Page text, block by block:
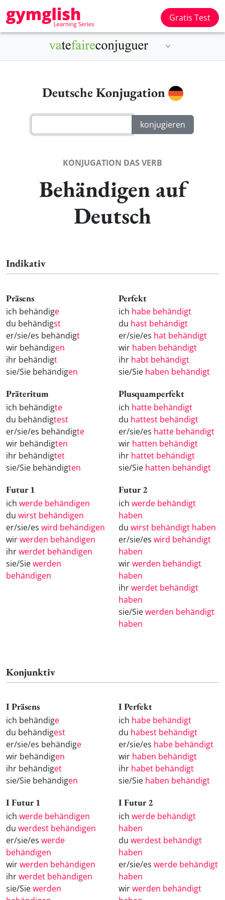
Gratis Test
Deutsche Konjugation
KONJUGATION DAS VERB
Behändigen auf
Deutsch
Indikativ
Präsens
ich behändige
du behändigst
er/sie/es behändigt
wir behändigen
ihr behändigt
sie/Sie behändigen
Perfekt
ich habe behändigt
du hast behändigt
er/sie/es hat behändigt
wir haben behändigt
ihr habt behändigt
sie/Sie haben behändigt
Präteritum
ich behändigte
du behändigtest
er/sie/es behändigte
wir behändigten
ihr behändigtet
sie/Sie behändigten
Plusquamperfekt
ich hatte behändigt
du hattest behändigt
er/sie/es hatte behändigt
wir hatten behändigt
ihr hattet behändigt
sie/Sie hatten behändigt
Futur 1
ich werde behändigen
du wirst behändigen
er/sie/es wird behändigen
wirwerden behändigen
ihrwerdet behändigen
sie/Siewerden
behändigen
Futur 2
ich werde behändigt
haben
du wirst behändigt haben
er/sie/es wird behändigt
haben
wirwerden behändigt
haben
ihrwerdet behändigt
haben
sie/Siewerden behändigt
haben
Konjunktiv
I Präsens
ich behändige
du behändigest
er/sie/es behändige
wir behändigen
ihr behändiget
sie/Sie behändigen
I Perfekt
ich habe behändigt
du habest behändigt
er/sie/es habe behändigt
wir haben behändigt
ihr habet behändigt
sie/Sie haben behändigt
I Futur 1
ich werde behändigen
du werdest behändigen
er/sie/es werde
behändigen
wirwerden behändigen
ihrwerdet behändigen
sie/Siewerden
I Futur 2
ich werde behändigt
haben
du werdest behändigt
haben
er/sie/es werde behändigt
haben
wirwerden behändigt